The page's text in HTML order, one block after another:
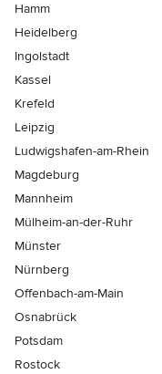
Hamm
Heidelberg
Ingolstadt
Kassel
Krefeld
Leipzig
Ludwigshafen-am-Rhein
Magdeburg
Mannheim
Mülheim-an-der-Ruhr
Münster
Nürnberg
Offenbach-am-Main
Osnabrück
Potsdam
Rostock